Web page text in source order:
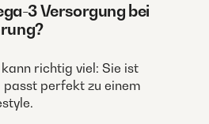
3 Versorgung bei
richtig viel: Sie ist
perfekt zu einem